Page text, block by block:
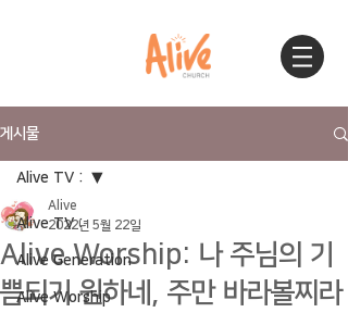
게시물
Alive TV :
Alive Generation
Alive Worship
Alive TV :
Alive Worship: 나 주님의 기
쁨되기 원하네, 주만 바라볼찌라
Alive
2022년 5월 22일